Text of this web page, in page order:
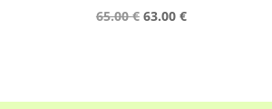
65.00€ Original
63.00 €Η
63.00 €.